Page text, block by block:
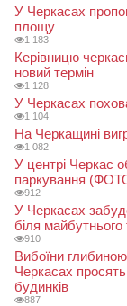
У Черкасах
площу
1 183
Керівницю
новий термін
1 128
У Черкасах
1 104
На Черкащині
1 082
У центрі Черкас
паркування
912
У Черкасах
біля
910
Вибоїни
Черкасах
будинків
887